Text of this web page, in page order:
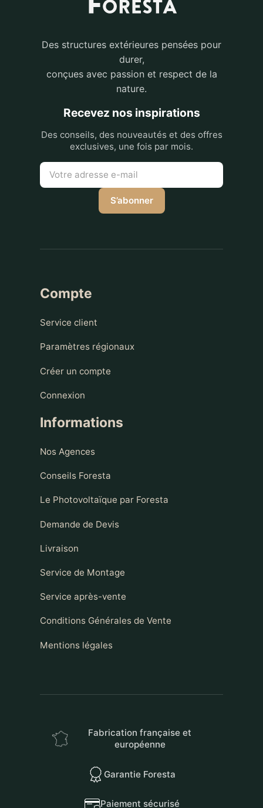
Des structures extérieures pensées pour
durer,
conçues avec passion et respect de la
nature.
Recevez nos inspirations
Des conseils, des nouveautés et des offres
exclusives, une fois par mois.
S’abonner
Compte
Service client
Paramètres régionaux
Créer un compte
Connexion
Informations
Nos Agences
Conseils Foresta
Le Photovoltaïque par Foresta
Demande de Devis
Livraison
Service de Montage
Service après-vente
Conditions Générales de Vente
Mentions légales
Fabrication française et
européenne
Garantie Foresta
Paiement sécurisé